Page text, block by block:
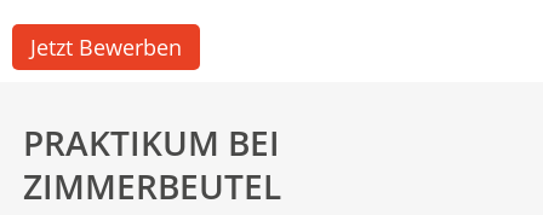
Jetzt Bewerben
PRAKTIKUM BEI
ZIMMERBEUTEL